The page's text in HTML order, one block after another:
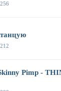
Pimp -